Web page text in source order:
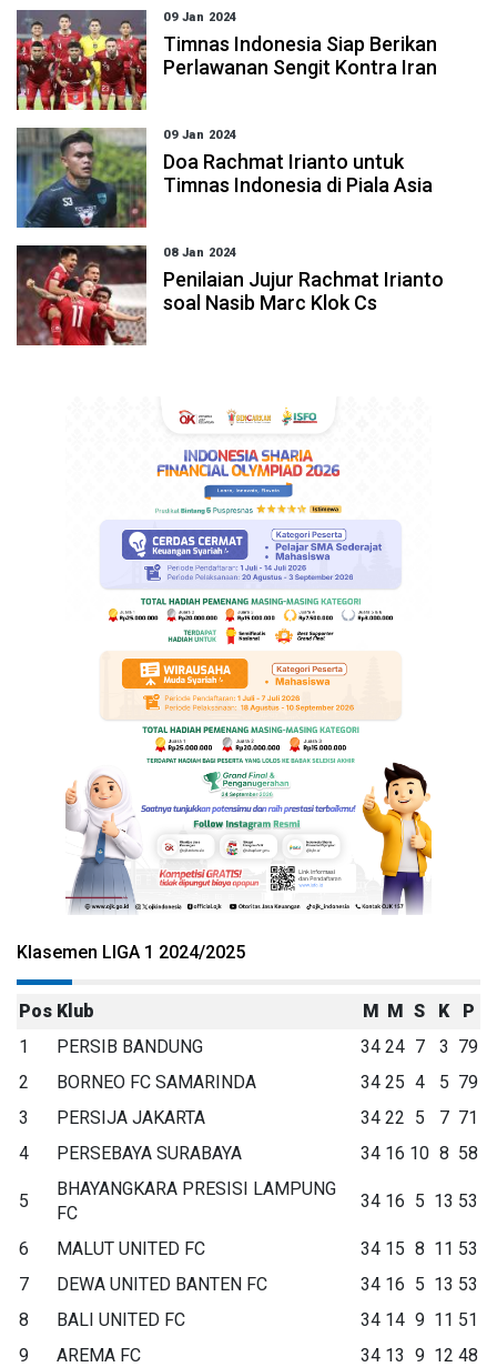
09 Jan 2024
Timnas Indonesia Siap Berikan
Perlawanan Sengit Kontra Iran
09 Jan 2024
Doa Rachmat Irianto untuk
Timnas Indonesia di Piala Asia
08 Jan 2024
Penilaian Jujur Rachmat Irianto
soal Nasib Marc Klok Cs
Klasemen LIGA 1 2024/2025
Pos Klub M M S K
P
1
PERSIB BANDUNG 34 24 7 3 79
2
BORNEO FC SAMARINDA 34 25 4 5 79
3
PERSIJA JAKARTA 34 22 5 7 71
4
PERSEBAYA SURABAYA 34 16 10 8 58
5
BHAYANGKARA PRESISI LAMPUNG
FC
34 16 5 13 53
6 MALUT UNITED FC 34 15 8 11 53
7
DEWA UNITED BANTEN FC 34 16 5 13 53
8
BALI UNITED FC 34 14 9 11 51
9
AREMA FC 34 13 9 12 48